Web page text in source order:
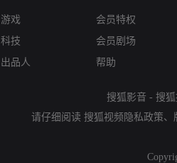
游戏
科技
出品人
会员特权
会员剧场
帮助
搜狐影音 - 搜
请仔细阅读 搜狐视频隐私政策、